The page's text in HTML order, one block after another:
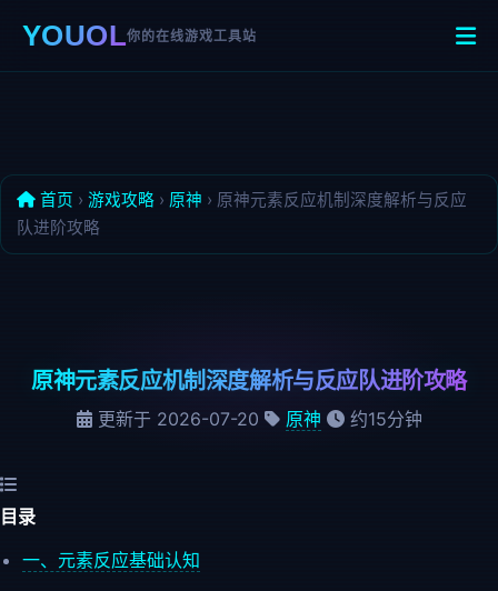
YOUOL你的在线游戏工具站
首页 › 游戏攻略 › 原神 › 原神元素反应机制深度解析与反应
队进阶攻略
原神元素反应机制深度解析与反应队进阶攻略
更新于 2026-07-20 原神 约15分钟
目录
一、元素反应基础认知